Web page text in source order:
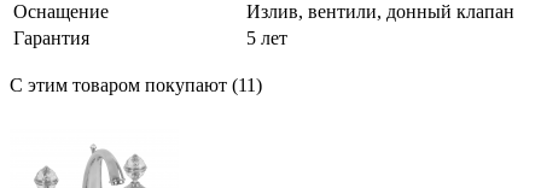
Оснащение
Излив, вентили, донный клапан
Гарантия
5 лет
С этим товаром покупают (11)